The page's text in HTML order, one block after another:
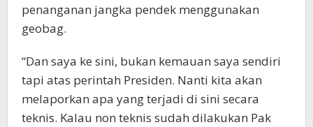
penanganan jangka pendek menggunakan
geobag.
“Dan saya ke sini, bukan kemauan saya sendiri
tapi atas perintah Presiden. Nanti kita akan
melaporkan apa yang terjadi di sini secara
teknis. Kalau non teknis sudah dilakukan Pak